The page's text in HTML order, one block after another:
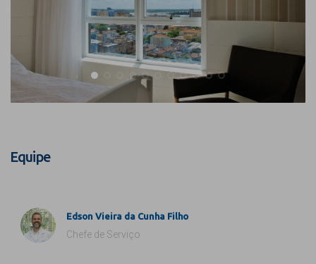
Equipe
Edson Vieira da Cunha Filho
Chefe de Serviço